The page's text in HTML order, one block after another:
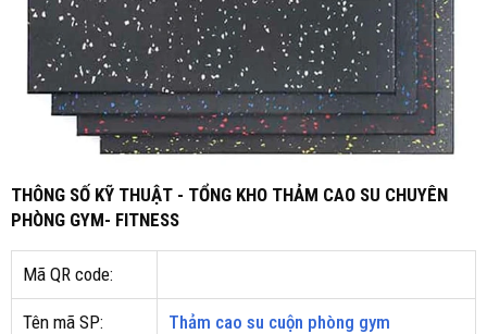
THÔNG SỐ KỸ THUẬT - TỔNG KHO THẢM CAO SU CHUYÊN
PHÒNG GYM- FITNESS
Mã QR code:
Tên mã SP: Thảm cao su cuộn phòng gym